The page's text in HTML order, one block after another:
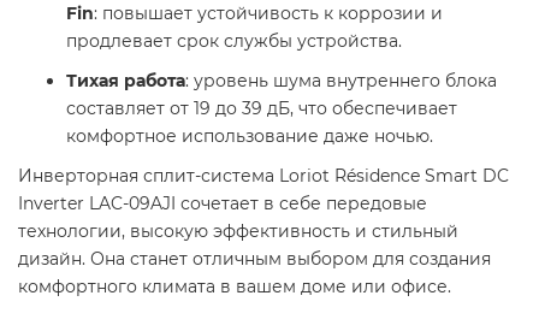
Fin: повышает устойчивость к коррозии и
продлевает срок службы устройства.​
Тихая работа: уровень шума внутреннего блока
составляет от 19 до 39 дБ, что обеспечивает
комфортное использование даже ночью. ​
Инверторная сплит-система Loriot Résidence Smart DC
Inverter LAC-09AJI сочетает в себе передовые
технологии, высокую эффективность и стильный
дизайн. Она станет отличным выбором для создания
комфортного климата в вашем доме или офисе. ​